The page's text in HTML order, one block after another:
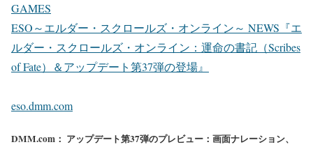
GAMES
ESO～エルダー・スクロールズ・オンライン～ NEWS『エ
ルダー・スクロールズ・オンライン：運命の書記（Scribes
of Fate）＆アップデート第37弾の登場』
eso.dmm.com
DMM.com： アップデート第37弾のプレビュー：画面ナレーション、